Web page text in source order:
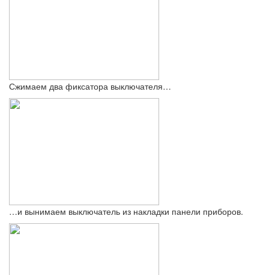
Сжимаем два фиксатора выключателя…
…и вынимаем выключатель из накладки панели приборов.